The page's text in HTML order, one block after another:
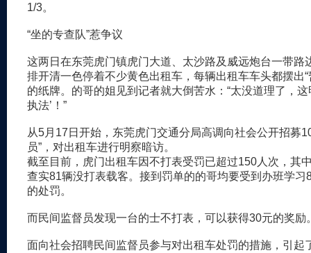
1/3。
“坐的专查队”惹争议
这两日在东莞虎门镇虎门大道、太沙路及威远炮台一带路
排开清一色停着不少黄色出租车，每辆出租车车头都摆出“
的纸牌。的哥的姐见到记者就大倒苦水：“太没道理了，这
执法’！”
从5月17日开始，东莞虎门交通分局高调向社会公开招募
员”，对出租车进行明察暗访。
截至目前，虎门出租车因不打表受罚已超过150人次，其
查实81辆没打表载客。接到罚单的的哥均要受到办班学习
的处罚。
而民间监督员发现一台的士不打表，可以获得30元的奖励
面向社会招聘民间监督员参与对出租车处罚的措施，引起